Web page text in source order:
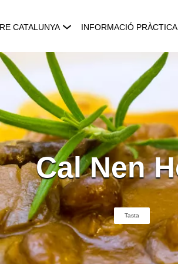
CATALUNYA INFORMACIÓ PRÀCTICA
Cal Nen
Tasta